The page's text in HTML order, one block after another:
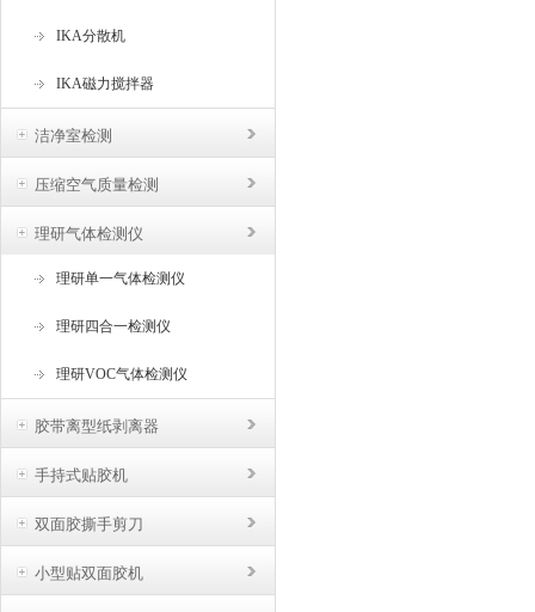
IKA分散机
IKA磁力搅拌器
洁净室检测
压缩空气质量检测
理研气体检测仪
理研单一气体检测仪
理研四合一检测仪
理研VOC气体检测仪
胶带离型纸剥离器
手持式贴胶机
双面胶撕手剪刀
小型贴双面胶机